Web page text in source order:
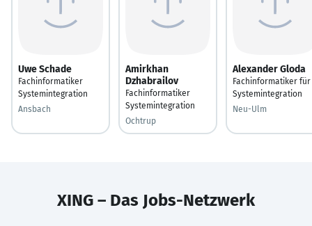
Uwe Schade
Fachinformatiker
Systemintegration
Ansbach
Amirkhan
Dzhabrailov
Fachinformatiker
Systemintegration
Ochtrup
Alexander Gloda
Fachinformatiker für
Systemintegration
Neu-Ulm
XING – Das Jobs-Netzwerk